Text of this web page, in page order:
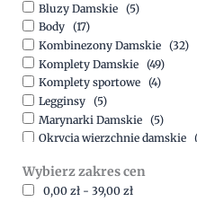
Bluzy Damskie (5)
Body (17)
Kombinezony Damskie (32)
Komplety Damskie (49)
Komplety sportowe (4)
Legginsy (5)
Marynarki Damskie (5)
Okrycia wierzchnie damskie
Spodnie (15)
Sukienki (41)
Wybierz zakres cen
0,00 zł - 39,00 zł